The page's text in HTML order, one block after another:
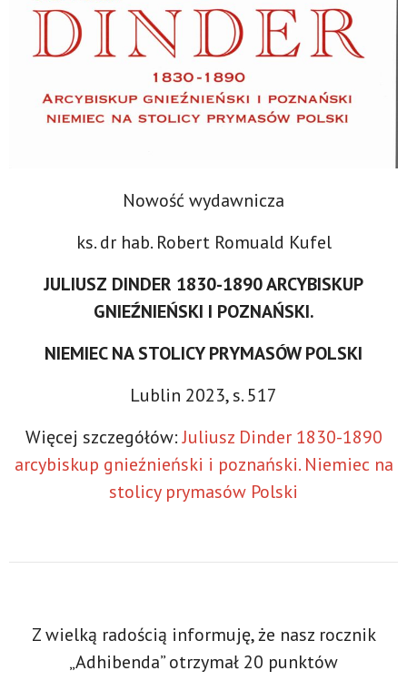
Nowość wydawnicza
ks. dr hab. Robert Romuald Kufel
JULIUSZ DINDER 1830-1890 ARCYBISKUP
GNIEŹNIEŃSKI I POZNAŃSKI.
NIEMIEC NA STOLICY PRYMASÓW POLSKI
Lublin 2023, s. 517
Więcej szczegółów:Juliusz Dinder 1830-1890
arcybiskup gnieźnieński i poznański. Niemiec na
stolicy prymasów Polski
Z wielką radością informuję, że nasz rocznik
„Adhibenda” otrzymał 20 punktów